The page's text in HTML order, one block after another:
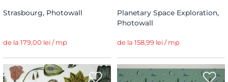
Strasbourg, Photowall
de la 179,00 lei / mp
Planetary Space Exploration,
Photowall
de la 158,99 lei / mp